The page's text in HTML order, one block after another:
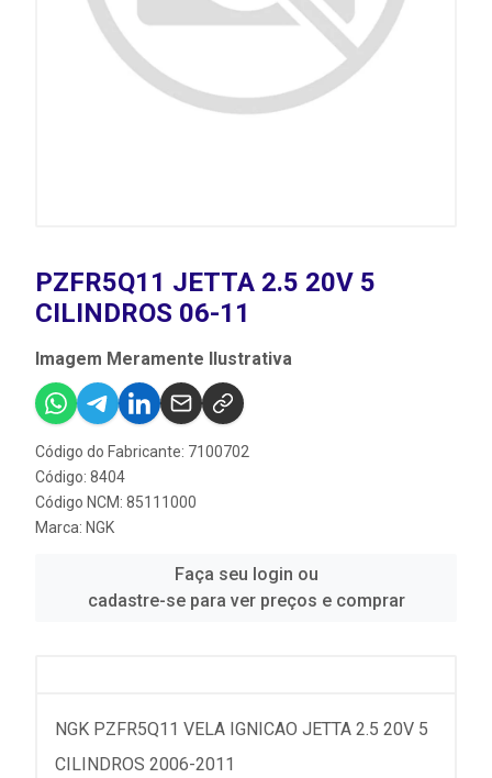
PZFR5Q11 JETTA 2.5 20V 5
CILINDROS 06-11
Imagem Meramente Ilustrativa
Código do Fabricante: 7100702
Código: 8404
Código NCM: 85111000
Marca: NGK
Faça seu login ou
cadastre-se para ver preços e comprar
NGK PZFR5Q11 VELA IGNICAO JETTA 2.5 20V 5
CILINDROS 2006-2011